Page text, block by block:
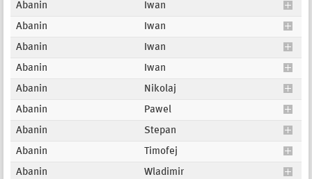
Abanin
Iwan
Abanin
Iwan
Abanin
Iwan
Abanin
Iwan
Abanin
Nikolaj
Abanin
Pawel
Abanin
Stepan
Abanin
Timofej
Abanin
Wladimir